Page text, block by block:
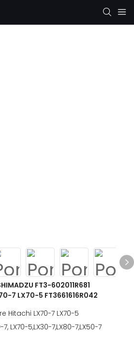
FT3-602011R681
7 LX70-5 FT3661616R042
Hitachi LX70-7 LX70-5
LX70-5,LX30-7,LX80-7,LX50-7